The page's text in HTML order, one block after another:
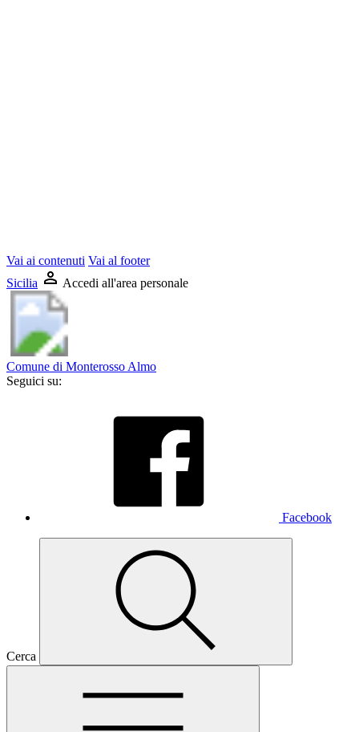
Vai ai contenuti Vai al footer
Sicilia
Accedi all'area personale
Comune di Monterosso Almo
Seguici su:
Facebook
Cerca